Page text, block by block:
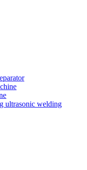
ultrasonic welding